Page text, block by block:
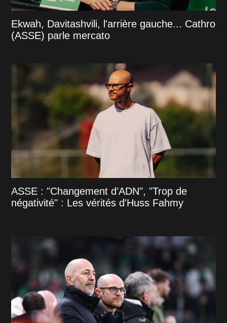
Ekwah, Davitashvili, l'arrière gauche... Cathro
(ASSE) parle mercato
ASSE : "Changement d’ADN", "Trop de
négativité" : Les vérités d'Huss Fahmy